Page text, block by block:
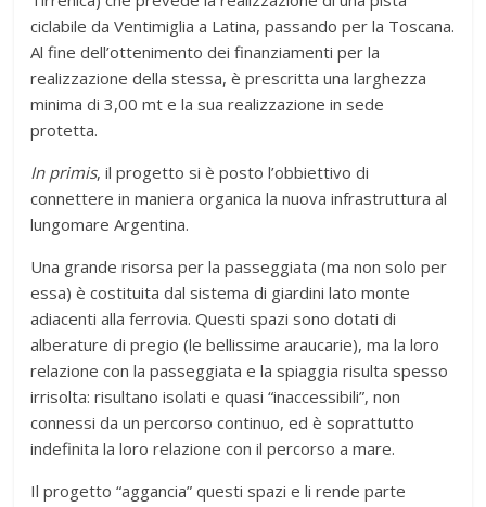
ciclabile da Ventimiglia a Latina, passando per la Toscana.
Al fine dell’ottenimento dei finanziamenti per la
realizzazione della stessa, è prescritta una larghezza
minima di 3,00 mt e la sua realizzazione in sede
protetta.
In primis, il progetto si è posto l’obbiettivo di
connettere in maniera organica la nuova infrastruttura al
lungomare Argentina.
Una grande risorsa per la passeggiata (ma non solo per
essa) è costituita dal sistema di giardini lato monte
adiacenti alla ferrovia. Questi spazi sono dotati di
alberature di pregio (le bellissime araucarie), ma la loro
relazione con la passeggiata e la spiaggia risulta spesso
irrisolta: risultano isolati e quasi “inaccessibili”, non
connessi da un percorso continuo, ed è soprattutto
indefinita la loro relazione con il percorso a mare.
Il progetto “aggancia” questi spazi e li rende parte